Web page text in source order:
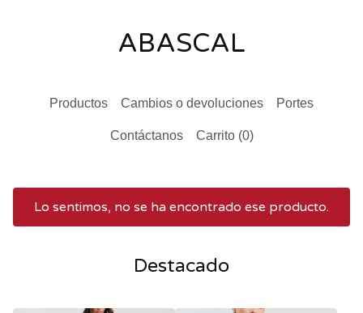
ABASCAL
Productos Cambios o devoluciones Portes
Contáctanos Carrito (0)
Lo sentimos, no se ha encontrado ese producto.
Destacado